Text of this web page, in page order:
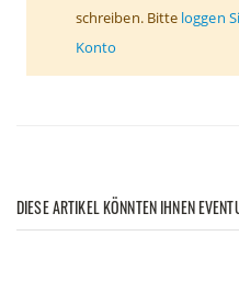
schreiben. Bitte loggen
Konto
DIESE ARTIKEL KÖNNTEN IHNEN